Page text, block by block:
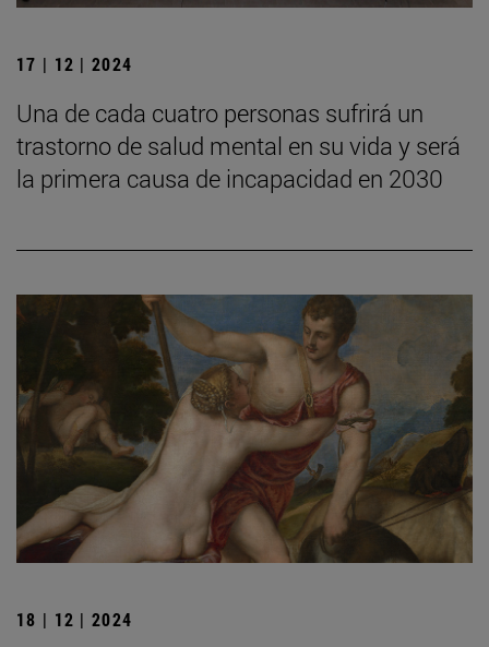
17 | 12 | 2024
Una de cada cuatro personas sufrirá un
trastorno de salud mental en su vida y será
la primera causa de incapacidad en 2030
18 | 12 | 2024